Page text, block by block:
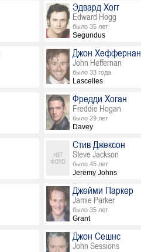
Эдвард Хогг
Edward Hogg
было 35 лет
Segundus
Джон Хеффернан
John Heffernan
было 33 года
Lascelles
Фредди Хоган
Freddie Hogan
было 29 лет
Davey
Стив Джексон
Steve Jackson
было 45 лет
Jeremy Johns
Джейми Паркер
Jamie Parker
было 35 лет
Grant
Джон Сешнс
John Sessions